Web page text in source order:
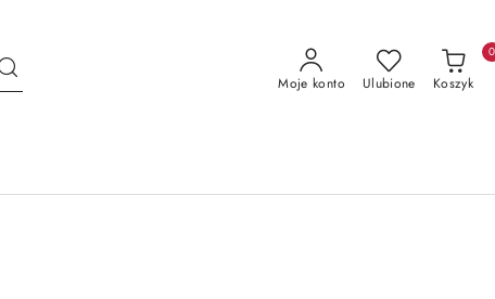
Moje konto Ulubione Koszyk
0